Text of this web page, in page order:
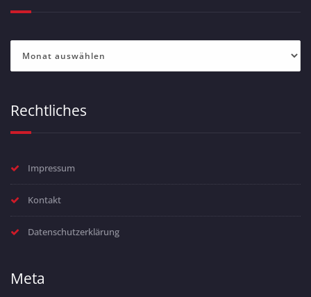
Rechtliches
Impressum
Kontakt
Datenschutzerklärung
Meta